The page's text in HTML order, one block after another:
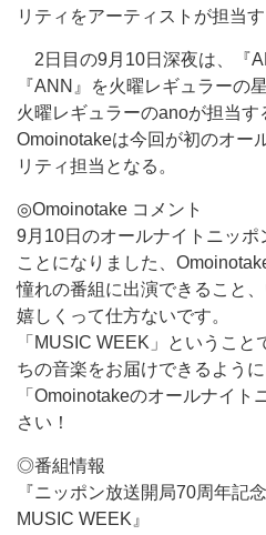
リティをアーティストが担当す
2日目の9月10日深夜は、『
『ANN』を火曜レギュラーの
火曜レギュラーのanoが担当す
Omoinotakeは今回が初のオー
リティ担当となる。
◎Omoinotake コメント
9月10日のオールナイトニッポ
ことになりました、
憧れの番組に出演できること
嬉しくって仕方ないです。
「MUSIC WEEK」というこ
ちの音楽をお届けできるよう
「Omoinotakeのオールナイ
さい！
◎番組情報
『ニッポン放送開局70周年記
MUSIC WEEK』